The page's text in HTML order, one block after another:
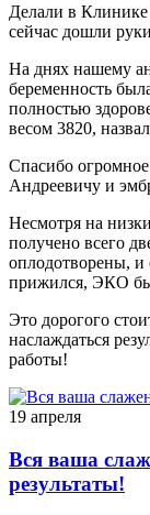
Делали в
сейчас дошли
На днях нашему
беременность
полностью
весом 3820,
Спасибо
Андреевичу и
Несмотря на
получено всего
оплодотворены,
прижился, ЭКО
Это дорогого
наслаждаться
работы!
19 апреля
Вся ваша
результаты!